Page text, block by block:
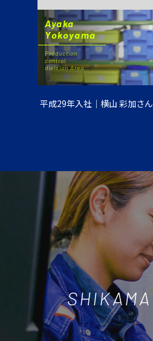
Ayaka
Yokoyama
Production
control
division Area
平成29年入社｜横山 彩加さん
SHIKAMA